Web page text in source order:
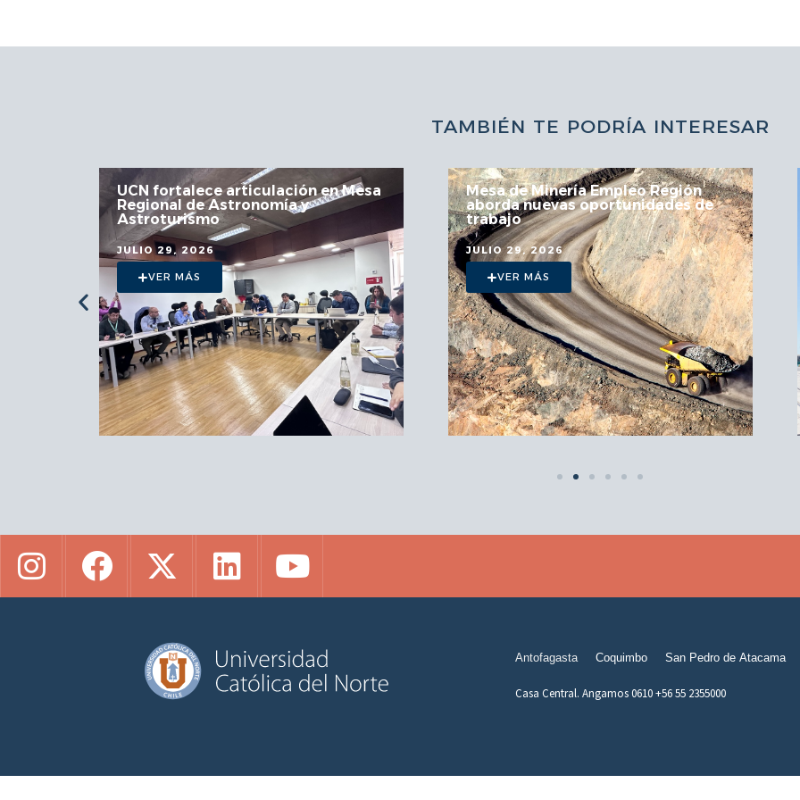
TAMBIÉN TE PODRÍA INTERESAR
UCN fortalece articulación en Mesa
Regional de Astronomía y
Astroturismo
JULIO 29, 2026
VER MÁS
Mesa de Minería Empleo Región
aborda nuevas oportunidades de
trabajo
JULIO 29, 2026
VER MÁS
Antofagasta Coquimbo San Pedro de Atacama
Casa Central. Angamos 0610 +56 55 2355000